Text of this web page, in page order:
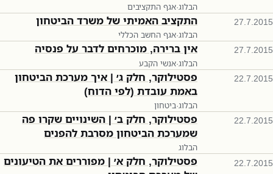
הבלוג·אגף התקציבים
27.7.2015 התקציב האמיתי של משרד הביטחון
הבלוג·אגף החשב הכללי
27.7.2015 אין ברירה, מוכרחים לדבר על פנסיה
הבלוג·אנשי הקבע
22.7.2015
פסטילוקר, חלק ג׳ | איך מערכת הביטחון
באמת עובדת (לפי הדוח)
הבלוג·ביטחון
22.7.2015
פסטילוקר, חלק ב׳ | השינויים שקרו פה
שמערכת הביטחון מסרבת להפנים
הבלוג
22.7.2015
פסטילוקר, חלק א׳ | מפוררים את הטיעונים